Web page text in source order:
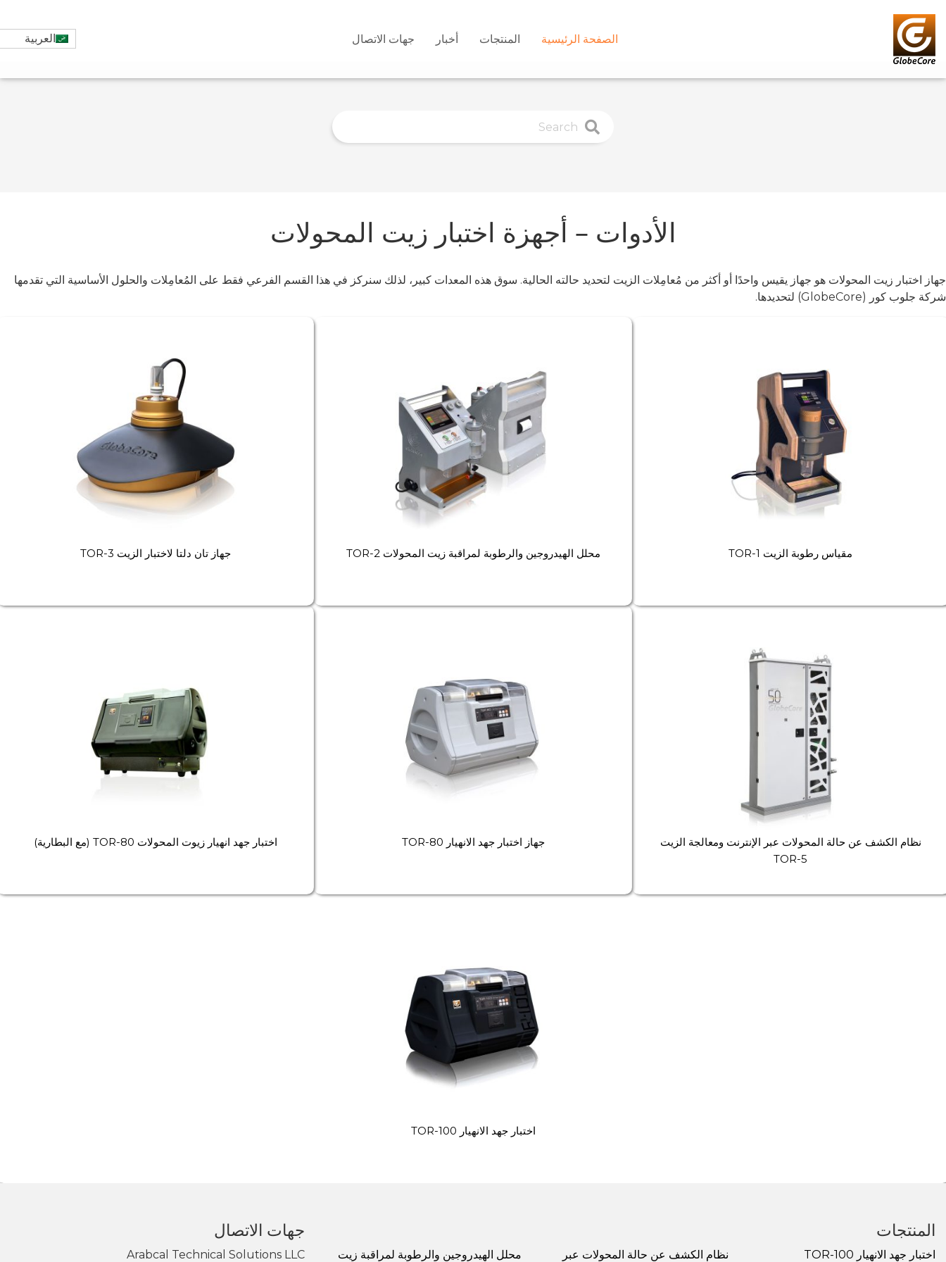
الصفحة الرئيسية المنتجات أخبار جهات الاتصال العربية
الأدوات – أجهزة اختبار زيت المحولات
جهاز اختبار زيت المحولات هو جهاز يقيس واحدًا أو أكثر من مُعامِلات الزيت لتحديد حالته الحالية. سوق هذه المعدات كبير، لذلك سنركز في هذا القسم الفرعي فقط على المُعامِلات والحلول الأساسية التي تقدمها
شركة جلوب كور (GlobeCore) لتحديدها.
مقياس رطوبة الزيت TOR-1 محلل الهيدروجين والرطوبة لمراقبة زيت المحولات TOR-2 جهاز تان دلتا لاختبار الزيت TOR-3
نظام الكشف عن حالة المحولات عبر الإنترنت ومعالجة الزيت
TOR-5
جهاز اختبار جهد الانهيار TOR-80 اختبار جهد انهيار زيوت المحولات TOR-80 (مع البطارية)
اختبار جهد الانهيار TOR-100
المنتجات
اختبار جهد الانهيار TOR-100 نظام الكشف عن حالة المحولات عبر محلل الهيدروجين والرطوبة لمراقبة زيت
جهات الاتصال
Arabcal Technical Solutions LLC